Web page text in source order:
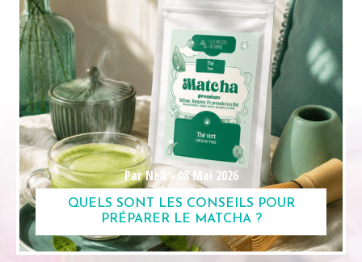
Par Nell -08 Mai 2026
QUELS SONT LES CONSEILS POUR
PRÉPARER LE MATCHA ?